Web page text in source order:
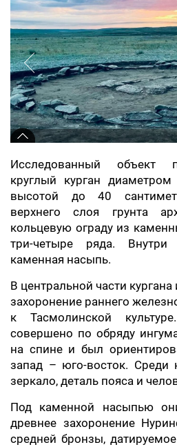
Исследованный объект
круглый курган
высотой до 40
верхнего слоя грунта
кольцевую ограду из
три-четыре ряда. Внутри
каменная насыпь.
В центральной части
захоронение раннего
к Тасмолинской
совершено по обряду
на спине и был
запад – юго-восток. Среди
зеркало, деталь пояса и
Под каменной насыпью
древнее захоронение
средней бронзы,